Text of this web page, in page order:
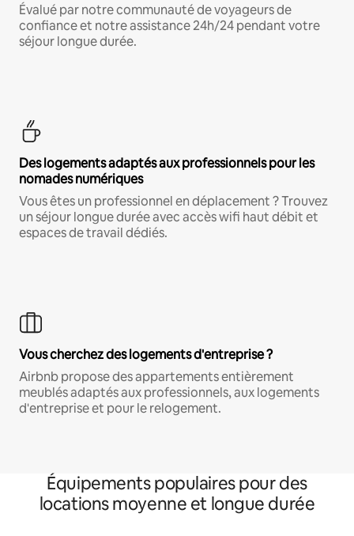
Évalué par notre communauté de voyageurs de
confiance et notre assistance 24h/24 pendant votre
séjour longue durée.
Des logements adaptés aux professionnels pour les
nomades numériques
Vous êtes un professionnel en déplacement ? Trouvez
un séjour longue durée avec accès wifi haut débit et
espaces de travail dédiés.
Vous cherchez des logements d'entreprise ?
Airbnb propose des appartements entièrement
meublés adaptés aux professionnels, aux logements
d'entreprise et pour le relogement.
Équipements populaires pour des
locations moyenne et longue durée